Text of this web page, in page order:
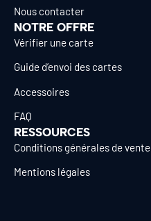
Nous contacter
NOTRE OFFRE
Vérifier une carte
Guide d’envoi des cartes
Accessoires
FAQ
RESSOURCES
Conditions générales de vente
Mentions légales